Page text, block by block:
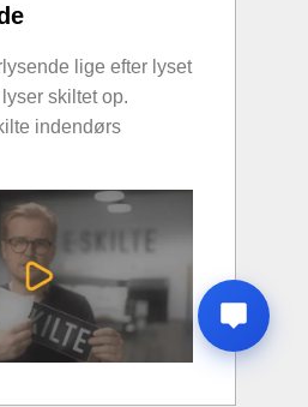
lige efter lyset
skiltet op.
indendørs